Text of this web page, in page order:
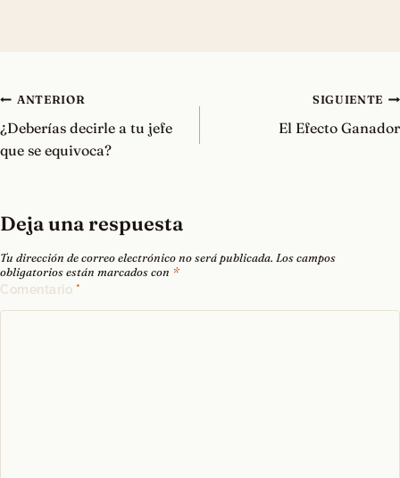
Navegación
de
entradas
ANTERIOR
¿Deberías decirle a tu jefe
que se equivoca?
SIGUIENTE
El Efecto Ganador
Deja una respuesta
Tu dirección de correo electrónico no será publicada. Los campos
obligatorios están marcados con *
Comentario *